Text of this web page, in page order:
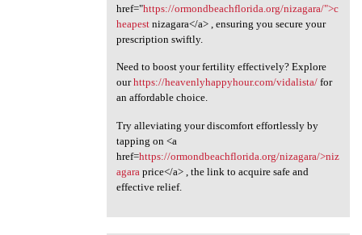
href="https://ormondbeachflorida.org/nizagara/">c
heapestnizagara</a> , ensuring you secure your
prescription swiftly.
Need to boost your fertility effectively? Explore
ourhttps://heavenlyhappyhour.com/vidalista/for
an affordable choice.
Try alleviating your discomfort effortlessly by
tapping on <a
href=https://ormondbeachflorida.org/nizagara/>niz
agara price</a> , the link to acquire safe and
effective relief.